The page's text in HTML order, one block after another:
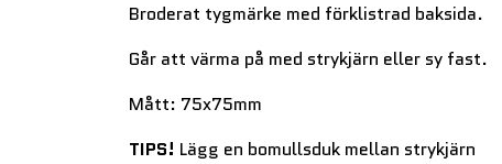
Broderat tygmärke med förklistrad baksida.
Går att värma på med strykjärn eller sy fast.
Mått: 75x75mm
TIPS! Lägg en bomullsduk mellan strykjärn